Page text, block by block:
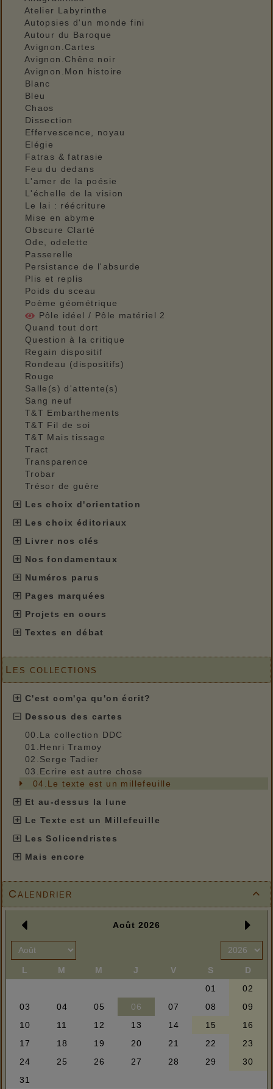
Atelier Labyrinthe
Autopsies d'un monde fini
Autour du Baroque
Avignon.Cartes
Avignon.Chêne noir
Avignon.Mon histoire
Blanc
Bleu
Chaos
Dissection
Effervescence, noyau
Elégie
Fatras & fatrasie
Feu du dedans
L'amer de la poésie
L'échelle de la vision
Le lai : réécriture
Mise en abyme
Obscure Clarté
Ode, odelette
Passerelle
Persistance de l'absurde
Plis et replis
Poids du sceau
Poème géométrique
Pôle idéel / Pôle matériel 2
Quand tout dort
Question à la critique
Regain dispositif
Rondeau (dispositifs)
Rouge
Salle(s) d'attente(s)
Sang neuf
T&T Embarthements
T&T Fil de soi
T&T Mais tissage
Tract
Transparence
Trobar
Trésor de guère
Les choix d'orientation
Les choix éditoriaux
Livrer nos clés
Nos fondamentaux
Numéros parus
Pages marquées
Projets en cours
Textes en débat
Les collections
C'est com'ça qu'on écrit?
Dessous des cartes
00.La collection DDC
01.Henri Tramoy
02.Serge Tadier
03.Ecrire est autre chose
04.Le texte est un millefeuille
Et au-dessus la lune
Le Texte est un Millefeuille
Les Solicendristes
Mais encore

Calendrier